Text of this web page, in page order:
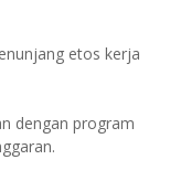
etos kerja
dengan program